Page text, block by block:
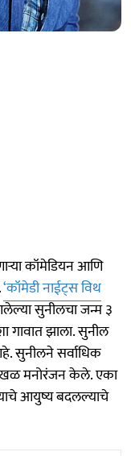
कॉमेडियन आणि
‘कॉमेडी नाईट्स विथ
सुनीलचा जन्म ३
गावात झाला. सुनील
सुनीलने सर्वाधिक
मनोरंजन केले. एका
आयुष्य बदलल्याचे